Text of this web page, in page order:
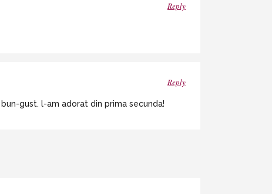
Reply
Reply
gust. l-am adorat din prima secunda!